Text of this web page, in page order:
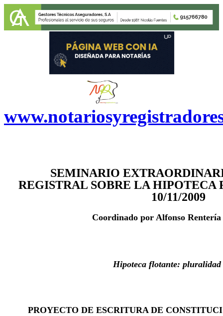
SEMINARIO
REGISTRAL SOBRE LA HIPOTECA
10/11/2009
Coordinado por Alfonso
Hipoteca flotante: pluralidad
PROYECTO DE ESCRITURA DE